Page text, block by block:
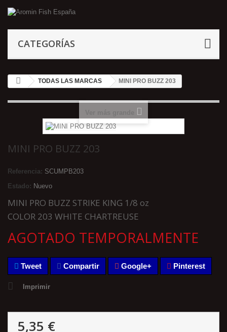
CATEGORÍAS
TODAS LAS MARCAS MINI PRO BUZZ 203
MINI PRO BUZZ 203
Referencia: SCUMPB203
Estado: Nuevo
MINI PRO BUZZ STRIKE KING 1/8 oz
COLOR 203 WHITE CHARTREUSE
AGOTADO TEMPORALMENTE
Tweet Compartir Google+ Pinterest
Imprimir
5,35 €